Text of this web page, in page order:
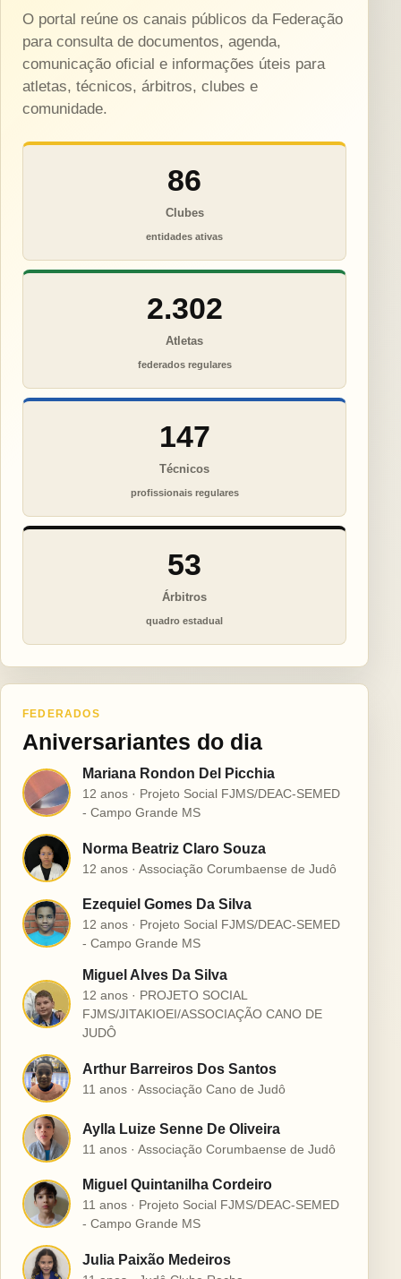
O portal reúne os canais públicos da Federação
para consulta de documentos, agenda,
comunicação oficial e informações úteis para
atletas, técnicos, árbitros, clubes e
comunidade.
86
Clubes
entidades ativas
2.302
Atletas
federados regulares
147
Técnicos
profissionais regulares
53
Árbitros
quadro estadual
FEDERADOS
Aniversariantes do dia
M
Mariana Rondon Del Picchia
12 anos · Projeto Social FJMS/DEAC-SEMED
- Campo Grande MS
N Norma Beatriz Claro Souza
12 anos · Associação Corumbaense de Judô
E
Ezequiel Gomes Da Silva
12 anos · Projeto Social FJMS/DEAC-SEMED
- Campo Grande MS
M
Miguel Alves Da Silva
12 anos · PROJETO SOCIAL
FJMS/JITAKIOEI/ASSOCIAÇÃO CANO DE
JUDÔ
A Arthur Barreiros Dos Santos
11 anos · Associação Cano de Judô
A Aylla Luize Senne De Oliveira
11 anos · Associação Corumbaense de Judô
M
Miguel Quintanilha Cordeiro
11 anos · Projeto Social FJMS/DEAC-SEMED
- Campo Grande MS
J Julia Paixão Medeiros